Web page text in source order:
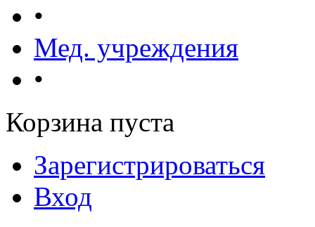
•
Мед. учреждения
•
Корзина пуста
Зарегистрироваться
Вход